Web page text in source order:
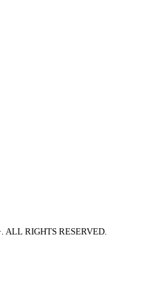
RIGHTS RESERVED.